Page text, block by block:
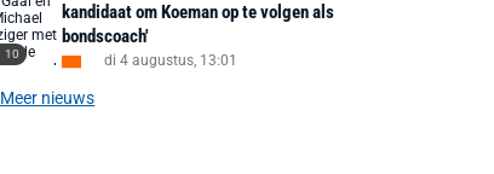
AANBIEDING -40%
10
kandidaat om Koeman op te volgen als
bondscoach'
di 4 augustus, 13:01
Meer nieuws